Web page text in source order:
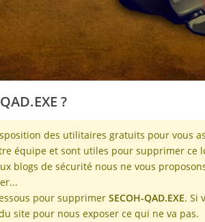
?
des utilitaires gratuits pour vous
équipe et sont utiles pour supprimer ce
blogs de sécurité nous ne vous
pour supprimer SECOH-QAD.EXE. Si
site pour nous exposer ce qui ne va pas.